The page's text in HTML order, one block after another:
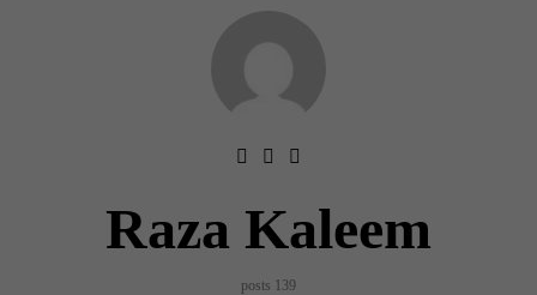
Raza Kaleem
139 posts